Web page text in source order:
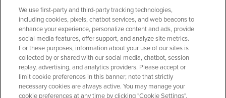
Equipe
Carreiras
Entre em contato
We use first-party and third-party tracking technologies,
including cookies, pixels, chatbot services, and web beacons to
enhance your experience, personalize content and ads, provide
social media features, offer support, and analyze site metrics.
For these purposes, information about your use of our sites is
collected by or shared with our social media, chatbot, session
replay, advertising, and analytics providers. Please accept or
limit cookie preferences in this banner; note that strictly
necessary cookies are always active. You may manage your
cookie preferences at any time by clicking "Cookie Settings".